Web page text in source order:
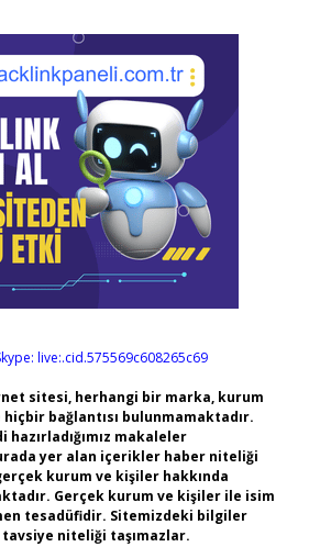
live:.cid.575569c608265c69
sitesi, herhangi bir marka, kurum
bağlantısı bulunmamaktadır.
hazırladığımız makaleler
yer alan içerikler haber niteliği
kurum ve kişiler hakkında
Gerçek kurum ve kişiler ile isim
tesadüfidir. Sitemizdeki bilgiler
niteliği taşımazlar.